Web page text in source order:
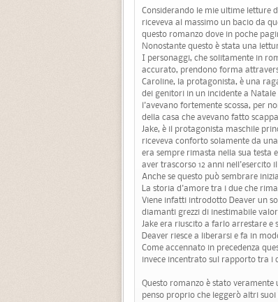
Considerando le mie ultime letture
riceveva al massimo un bacio da
questo romanzo dove in poche
Nonostante questo è stata una
I personaggi, che solitamente in
accurato, prendono forma
Caroline, la protagonista, è una
dei genitori in un incidente a
l'avevano fortemente scossa, per
della casa che avevano fatto
Jake, è il protagonista maschile
riceveva conforto solamente da
era sempre rimasta nella sua testa
aver trascorso 12 anni nell'esercito
Anche se questo può sembrare
La storia d'amore tra i due che
Viene infatti introdotto Deaver un
diamanti grezzi di inestimabile
Jake era riuscito a farlo arrestare e
Deaver riesce a liberarsi e fa in
Come accennato in precedenza
invece incentrato sul rapporto tra i
Questo romanzo è stato
penso proprio che leggerò altri